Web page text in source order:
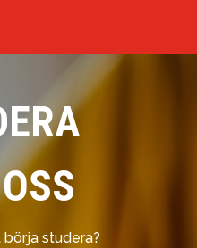
börja studera?